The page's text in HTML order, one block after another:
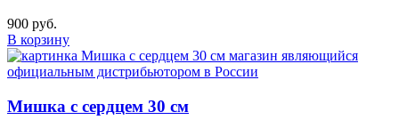
900 руб.
В корзину
Мишка с сердцем 30 см